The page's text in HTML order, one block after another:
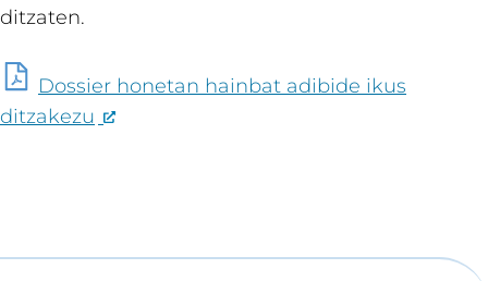
ditzaten.
Dossier honetan hainbat adibide ikus
ditzakezu